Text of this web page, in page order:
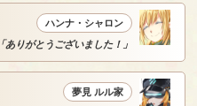
ハンナ・シャロン
「ありがとうございました！」
夢見 ルル家